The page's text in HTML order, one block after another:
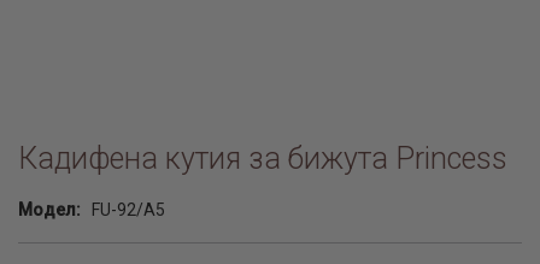
Кадифена кутия за бижута Princess
Модел: FU-92/A5